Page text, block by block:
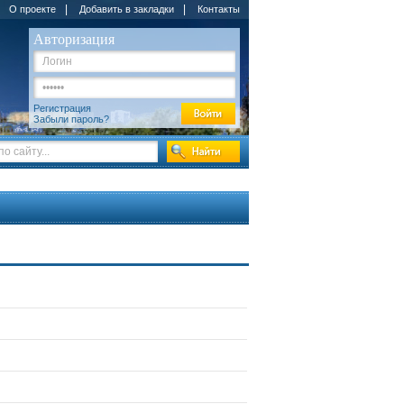
О проекте Добавить в закладки Контакты
Авторизация
Регистрация
Забыли пароль?